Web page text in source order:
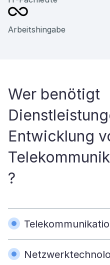
Arbeitshingabe
Wer benötigt
Entwicklung
?